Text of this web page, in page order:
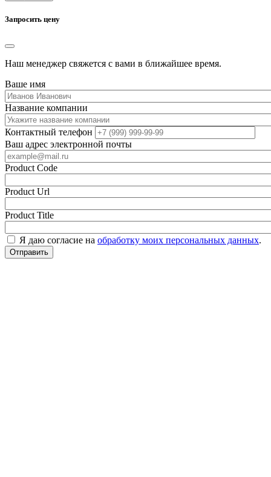
Запросить цену
Наш менеджер свяжется с вами в ближайшее время.
Ваше имя
Название компании
Контактный телефон
Ваш адрес электронной почты
Product Code
Product Url
Product Title
Я даю согласие на обработку моих персональных данных.
Отправить